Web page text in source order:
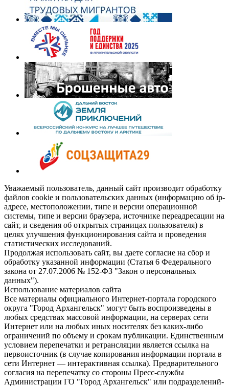
Уважаемый пользователь, данный сайт производит обработку
файлов cookie и пользовательских данных (информацию об ip-
адресе, местоположении, типе и версии операционной
системы, типе и версии браузера, источнике переадресации на
сайт, и сведения об открытых страницах пользователя) в
целях улучшения функционирования сайта и проведения
статистических исследований.
Продолжая использовать сайт, вы даете согласие на сбор и
обработку указанной информации (Статья 6 Федерального
закона от 27.07.2006 № 152-ФЗ "Закон о персональных
данных").
Использование материалов сайта
Все материалы официального Интернет-портала городского
округа "Город Архангельск" могут быть воспроизведены в
любых средствах массовой информации, на серверах сети
Интернет или на любых иных носителях без каких-либо
ограничений по объему и срокам публикации. Единственным
условием перепечатки и ретрансляции является ссылка на
первоисточник (в случае копирования информации портала в
сети Интернет — интерактивная ссылка). Предварительного
согласия на перепечатку со стороны Пресс-службы
Администрации ГО "Город Архангельск" или подразделений-